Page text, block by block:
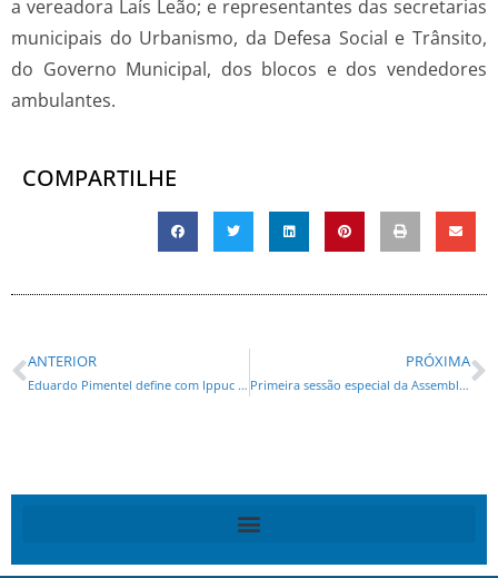
a vereadora Laís Leão; e representantes das secretarias
municipais do Urbanismo, da Defesa Social e Trânsito,
do Governo Municipal, dos blocos e dos vendedores
ambulantes.
COMPARTILHE
ANTERIOR
Eduardo Pimentel define com Ippuc entregas de projetos dos 100 primeiros dias de governo
PRÓXIMA
Primeira sessão especial da Assembleia Itinerante de 2025 será realizada em Arapongas no dia 5 de fevereiro